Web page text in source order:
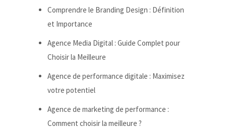
Comprendre le Branding Design : Définition
et Importance
Agence Media Digital : Guide Complet pour
Choisir la Meilleure
Agence de performance digitale : Maximisez
votre potentiel
Agence de marketing de performance :
Comment choisir la meilleure ?